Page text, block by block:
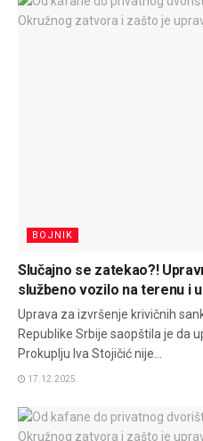
BOJNIK
Slučajno se zatekao?!
službeno vozilo na terenu i
Uprava za izvršenje krivičnih
Republike Srbije saopštila je da
Prokuplju Iva Stojičić nije...
17.12.2025.